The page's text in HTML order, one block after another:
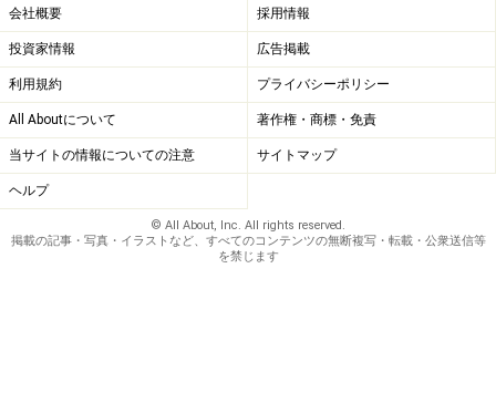
わりはなかった。
「両親は元気だから大丈夫と考えていると、知らないう
ちに人に迷惑をかける可能性もある。こうやって注意し
ながら見守っていかなければと思いました。私の友人の
お母さんなどは車の免許証を返納したのに、車を運転し
ようと乗り込んで動かし始めたことがあるそうです。
『免許返したでしょ』『大丈夫、運転できるから』とい
うやりとりがあって、背筋が寒くなったとか。鍵を母親
会社概要 採用情報
投資家情報 広告掲載
利用規約 プライバシーポリシー
All Aboutについて 著作権・商標・免責
当サイトの情報についての注意 サイトマップ
ヘルプ
© All About, Inc. All rights reserved.
掲載の記事・写真・イラストなど、すべてのコンテンツの無断複写・転載・公衆送信等
を禁じます